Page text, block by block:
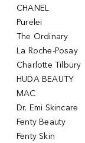
CHANEL
Purelei
The Ordinary
La Roche-Posay
Charlotte Tilbury
HUDA BEAUTY
MAC
Dr. Emi Skincare
Fenty Beauty
Fenty Skin